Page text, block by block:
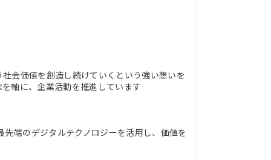
会価値を創造し続けていくという強い想いを
軸に、企業活動を推進しています
端のデジタルテクノロジーを活用し、価値を